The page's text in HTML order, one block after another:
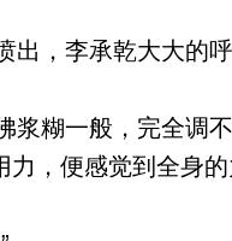
，李承乾大大的
糊一般，完全调
力，便感觉到全身